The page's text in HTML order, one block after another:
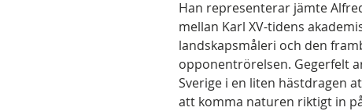
Han representerar jämte
mellan Karl XV-tidens
landskapsmåleri och den
opponentrörelsen. Gegerfelt
Sverige i en liten hästdragen
att komma naturen riktigt in